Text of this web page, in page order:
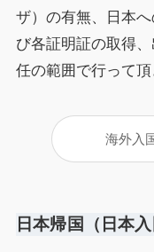
ザ）の有無、日本
び各証明証の取得
任の範囲で行って頂
海外入
日本帰国 （日本入